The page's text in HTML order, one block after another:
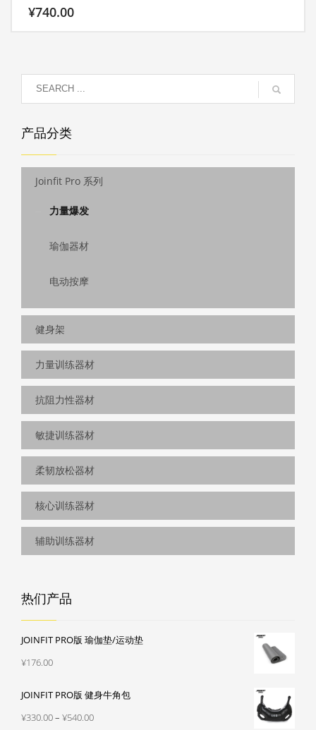
¥740.00
产品分类
Joinfit Pro 系列
力量爆发
瑜伽器材
电动按摩
健身架
力量训练器材
抗阻力性器材
敏捷训练器材
柔韧放松器材
核心训练器材
辅助训练器材
热们产品
JOINFIT PRO版 瑜伽垫/运动垫
¥176.00
JOINFIT PRO版 健身牛角包
¥330.00– ¥540.00价